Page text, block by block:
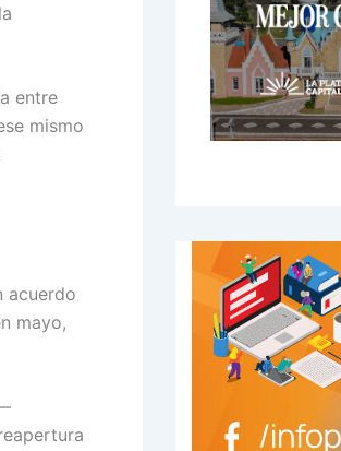
entre
mismo
acuerdo
mayo,